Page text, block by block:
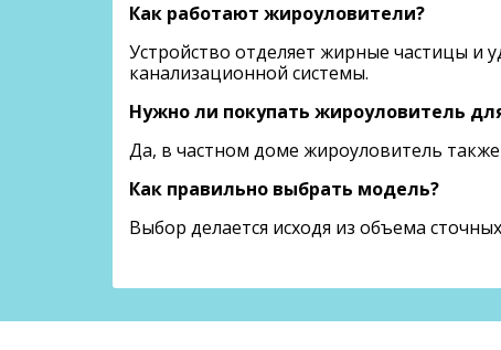
Как работают жироуловители?
Устройство отделяет жирные частицы и
канализационной системы.
Нужно ли покупать жироуловитель
Да, в частном доме жироуловитель
Как правильно выбрать модель?
Выбор делается исходя из объема